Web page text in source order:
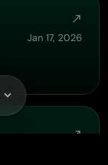
Jan 17, 2026